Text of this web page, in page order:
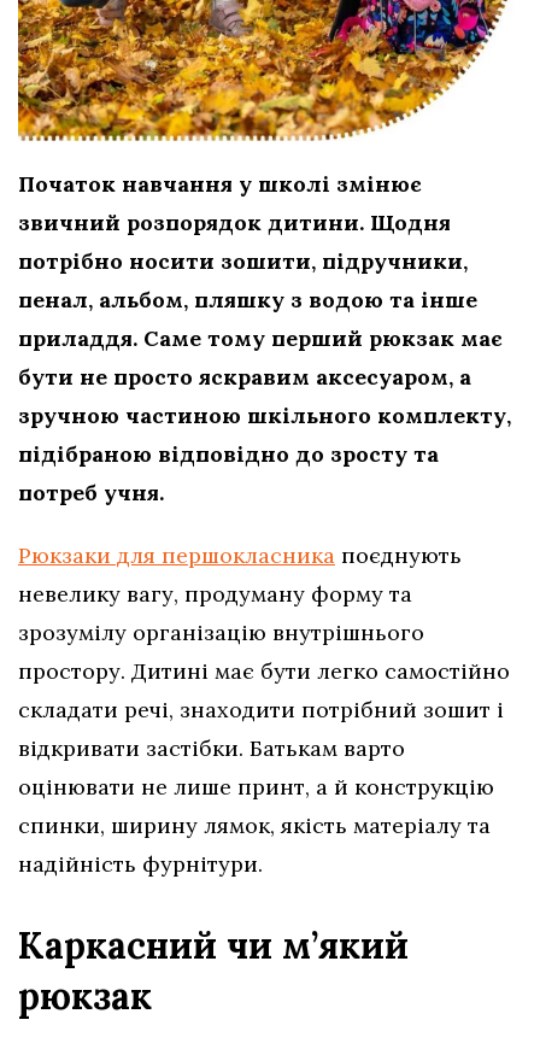
Початок навчання у школі змінює
звичний розпорядок дитини. Щодня
потрібно носити зошити, підручники,
пенал, альбом, пляшку з водою та інше
приладдя. Саме тому перший рюкзак має
бути не просто яскравим аксесуаром, а
зручною частиною шкільного комплекту,
підібраною відповідно до зросту та
потреб учня.
Рюкзаки для першокласника поєднують
невелику вагу, продуману форму та
зрозумілу організацію внутрішнього
простору. Дитині має бути легко самостійно
складати речі, знаходити потрібний зошит і
відкривати застібки. Батькам варто
оцінювати не лише принт, а й конструкцію
спинки, ширину лямок, якість матеріалу та
надійність фурнітури.
Каркасний чи м’який
рюкзак